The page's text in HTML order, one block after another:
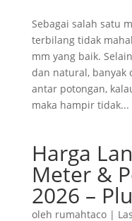
Sebagai salah satu
terbilang tidak
mm yang baik.
dan natural, banyak
antar potongan,
maka hampir tidak...
Harga
Meter &
2026 –
oleh rumahtaco|